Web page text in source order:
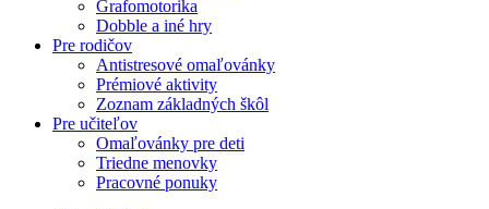
Grafomotorika
Dobble a iné hry
Pre rodičov
Antistresové omaľovánky
Prémiové aktivity
Zoznam základných škôl
Pre učiteľov
Omaľovánky pre deti
Triedne menovky
Pracovné ponuky